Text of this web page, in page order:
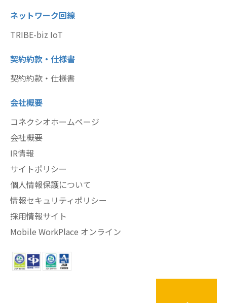
ネットワーク回線
TRIBE-biz IoT
契約約款・仕様書
契約約款・仕様書
会社概要
コネクシオホームページ
会社概要
IR情報
サイトポリシー
個人情報保護について
情報セキュリティポリシー
採用情報サイト
Mobile WorkPlace オンライン